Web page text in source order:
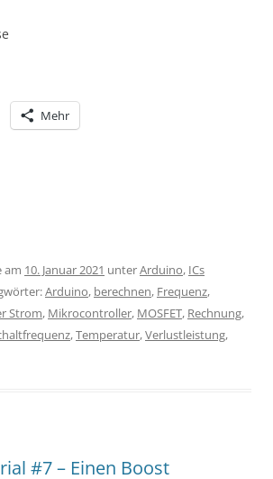
Mehr
am 10. Januar 2021 unterArduino, ICs
Arduino, berechnen, Frequenz,
Strom, Mikrocontroller, MOSFET, Rechnung,
,Temperatur,Verlustleistung,
#7 – Einen Boost